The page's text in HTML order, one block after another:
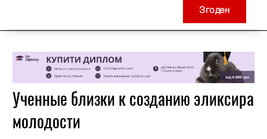
Ученные близки к созданию эликсира
молодости
Згоден